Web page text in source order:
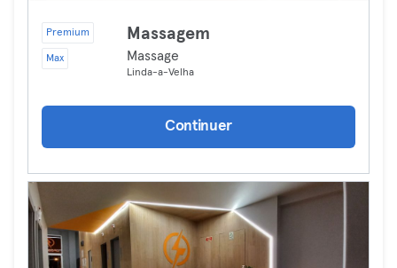
Premium
Max
Massagem
Massage
Linda-a-Velha
Continuer